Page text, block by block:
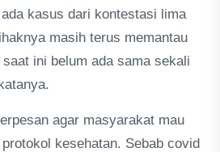
kasus dari kontestasi lima
masih terus memantau
ini belum ada sama sekali
agar masyarakat mau
kesehatan. Sebab covid